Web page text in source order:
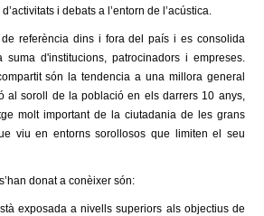
i debats a l’entorn de l’acústica.
de referència dins i fora del país i es consolida
d'institucions, patrocinadors i empreses.
són la tendencia a una millora general
al soroll de la població en els darrers 10 anys,
molt important de la ciutadania de les grans
viu en entorns sorollosos que limiten el seu
donat a conèixer són:
exposada a nivells superiors als objectius de